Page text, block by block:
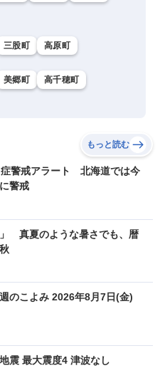
三股町 高原町
美郷町
高千穂町
もっと読む
警戒アラート 北海道では今
警戒
真夏のような暑さでも、暦
のこよみ 2026年8月7日(金)
震 最大震度4 津波なし